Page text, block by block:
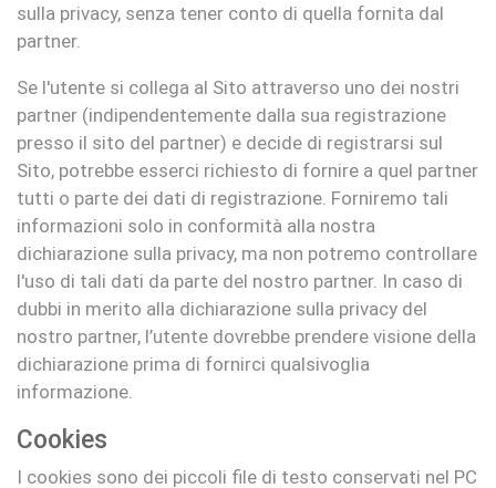
sulla privacy, senza tener conto di quella fornita dal
partner.
Se l'utente si collega al Sito attraverso uno dei nostri
partner (indipendentemente dalla sua registrazione
presso il sito del partner) e decide di registrarsi sul
Sito, potrebbe esserci richiesto di fornire a quel partner
tutti o parte dei dati di registrazione. Forniremo tali
informazioni solo in conformità alla nostra
dichiarazione sulla privacy, ma non potremo controllare
l'uso di tali dati da parte del nostro partner. In caso di
dubbi in merito alla dichiarazione sulla privacy del
nostro partner, l’utente dovrebbe prendere visione della
dichiarazione prima di fornirci qualsivoglia
informazione.
Cookies
I cookies sono dei piccoli file di testo conservati nel PC